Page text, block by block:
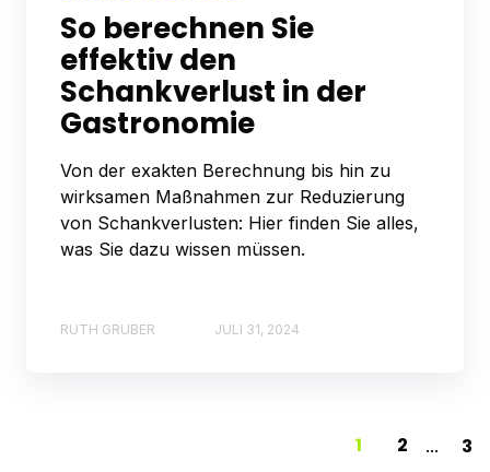
So berechnen Sie
effektiv den
Schankverlust in der
Gastronomie
Von der exakten Berechnung bis hin zu
wirksamen Maßnahmen zur Reduzierung
von Schankverlusten: Hier finden Sie alles,
was Sie dazu wissen müssen.
RUTH GRUBER JULI 31, 2024
1 2 ... 3